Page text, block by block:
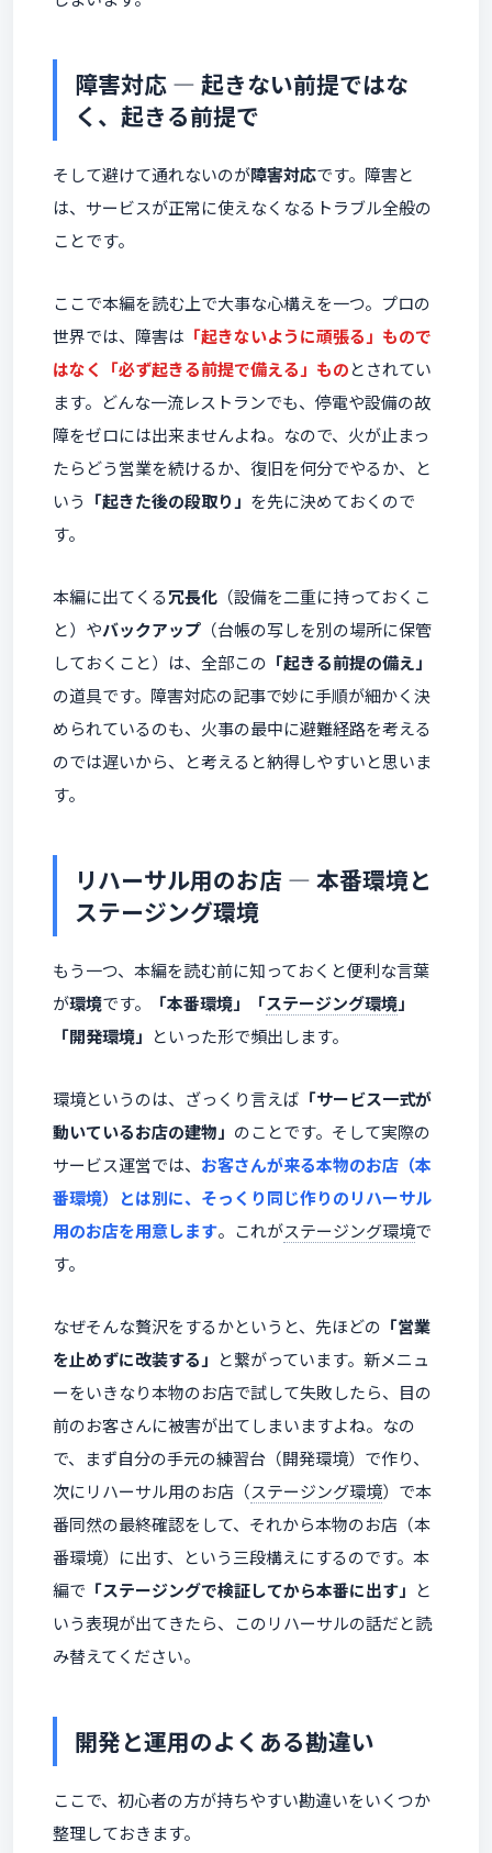
障害対応 ― 起きない前提ではな
く、起きる前提で
そして避けて通れないのが障害対応です。障害と
は、サービスが正常に使えなくなるトラブル全般の
ことです。
ここで本編を読む上で大事な心構えを一つ。プロの
世界では、障害は 「起きないように頑張る」もので
はなく「必ず起きる前提で備える」ものとされてい
ます。どんな一流レストランでも、停電や設備の故
障をゼロには出来ませんよね。なので、火が止まっ
たらどう営業を続けるか、復旧を何分でやるか、と
いう 「起きた後の段取り」 を先に決めておくので
す。
本編に出てくる冗長化 （設備を二重に持っておくこ
と）やバックアップ （台帳の写しを別の場所に保管
しておくこと）は、全部この 「起きる前提の備え」
の道具です。障害対応の記事で妙に手順が細かく決
められているのも、火事の最中に避難経路を考える
のでは遅いから、と考えると納得しやすいと思いま
す。
リハーサル用のお店 ― 本番環境と
ステージング環境
もう一つ、本編を読む前に知っておくと便利な言葉
が環境です。 「本番環境」 「ステージング環境」
「開発環境」 といった形で頻出します。
環境というのは、ざっくり言えば 「サービス一式が
動いているお店の建物」 のことです。そして実際の
サービス運営では、 お客さんが来る本物のお店（本
番環境）とは別に、そっくり同じ作りのリハーサル
用のお店を用意します。これがステージング環境で
す。
なぜそんな贅沢をするかというと、先ほどの 「営業
を止めずに改装する」 と繋がっています。新メニュ
ーをいきなり本物のお店で試して失敗したら、目の
前のお客さんに被害が出てしまいますよね。なの
で、まず自分の手元の練習台（開発環境）で作り、
次にリハーサル用のお店（ステージング環境）で本
番同然の最終確認をして、それから本物のお店（本
番環境）に出す、という三段構えにするのです。本
編で 「ステージングで検証してから本番に出す」 と
いう表現が出てきたら、このリハーサルの話だと読
み替えてください。
開発と運用のよくある勘違い
ここで、初心者の方が持ちやすい勘違いをいくつか
整理しておきます。